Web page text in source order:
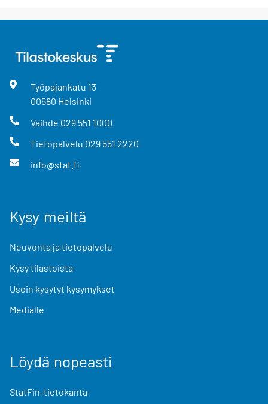
Työpajankatu 13
00580 Helsinki
Vaihde 029 551 1000
Tietopalvelu 029 551 2220
info@stat.fi
Kysy meiltä
Neuvonta ja tietopalvelu
Kysy tilastoista
Usein kysytyt kysymykset
Medialle
Löydä nopeasti
StatFin-tietokanta